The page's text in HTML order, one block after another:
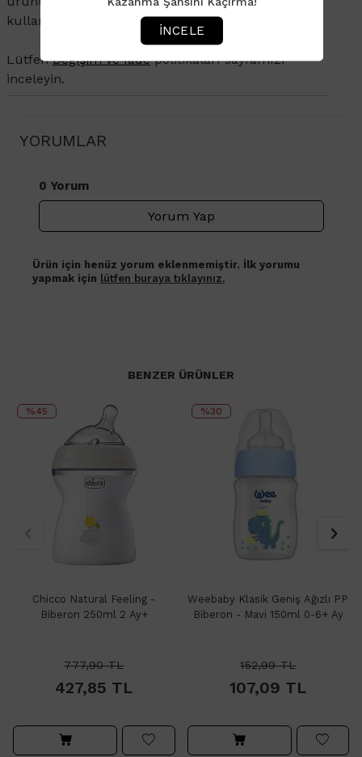
kullanılmamış olması gerekmektedir.
LütfenDeğişim ve İadepolitikaları sayfamızı
inceleyin.
YORUMLAR
0 Yorum
Yorum Yap
Ürün için henüz yorum eklenmemiştir. İlk yorumu
yapmak için lütfen buraya tıklayınız.
İNCELE
BENZER ÜRÜNLER
%45
Chicco Natural Feeling -
Biberon 250ml 2 Ay+
777,90TL
427,85 TL
%30
Weebaby Klasik Geniş Ağızlı PP
Biberon - Mavi 150ml 0-6+ Ay
152,99TL
107,09 TL